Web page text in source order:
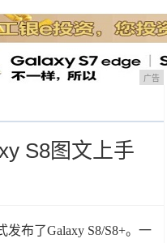
广告
S8图文上手
发布了Galaxy S8/S8+。一